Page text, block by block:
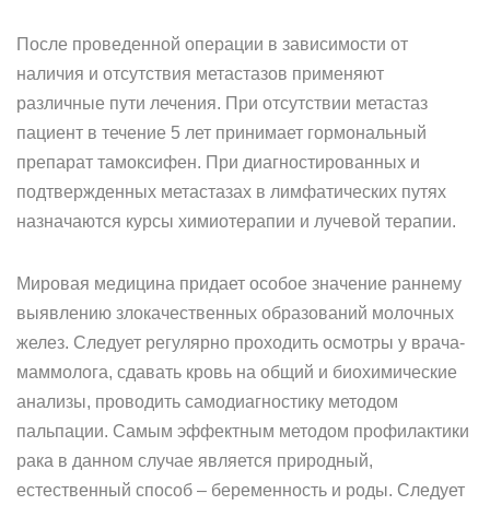
После проведенной операции в зависимости от
наличия и отсутствия метастазов применяют
различные пути лечения. При отсутствии метастаз
пациент в течение 5 лет принимает гормональный
препарат тамоксифен. При диагностированных и
подтвержденных метастазах в лимфатических путях
назначаются курсы химиотерапии и лучевой терапии.
Мировая медицина придает особое значение раннему
выявлению злокачественных образований молочных
желез. Следует регулярно проходить осмотры у врача-
маммолога, сдавать кровь на общий и биохимические
анализы, проводить самодиагностику методом
пальпации. Самым эффектным методом профилактики
рака в данном случае является природный,
естественный способ – беременность и роды. Следует